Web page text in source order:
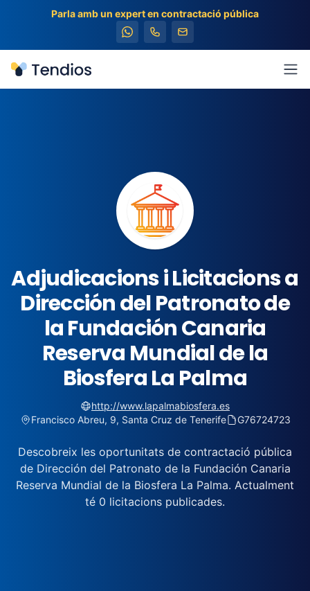
Parla amb un expert en contractació pública
Tendios
Adjudicacions i Licitacions a
Dirección del Patronato de
la Fundación Canaria
Reserva Mundial de la
Biosfera La Palma
http://www.lapalmabiosfera.es
Francisco Abreu, 9, Santa Cruz de Tenerife
G76724723
Descobreix les oportunitats de contractació pública
de Dirección del Patronato de la Fundación Canaria
Reserva Mundial de la Biosfera La Palma. Actualment
té 0 licitacions publicades.